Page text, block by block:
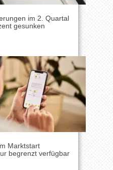
im 2. Quartal
gesunken
Marktstart
begrenzt verfügbar